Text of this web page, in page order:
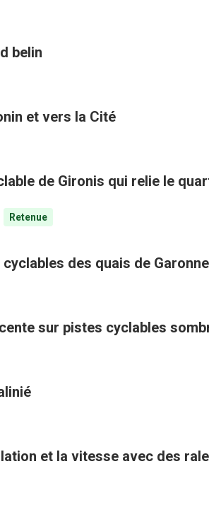
belin
et vers la Cité
de Gironis qui relie le
Retenue
des quais de Garonne
sur pistes cyclables
limiter la circulation et la vitesse avec